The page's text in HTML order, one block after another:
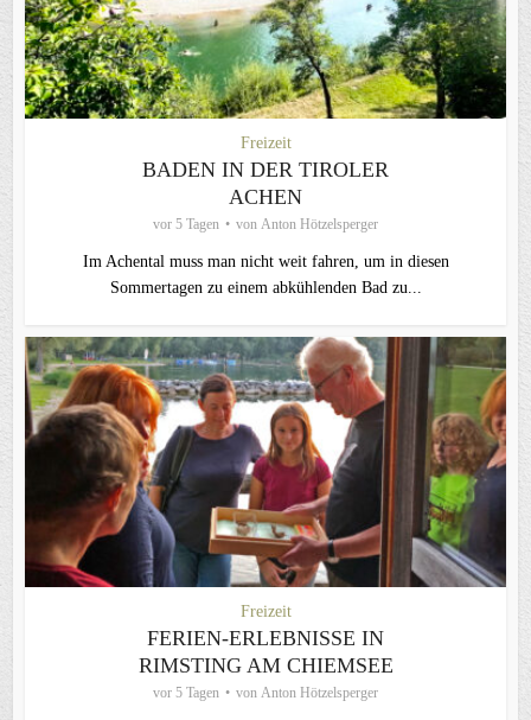
Freizeit
BADEN IN DER TIROLER
ACHEN
vor 5 Tagen von Anton Hötzelsperger
Im Achental muss man nicht weit fahren, um in diesen
Sommertagen zu einem abkühlenden Bad zu...
Freizeit
FERIEN-ERLEBNISSE IN
RIMSTING AM CHIEMSEE
vor 5 Tagen von Anton Hötzelsperger